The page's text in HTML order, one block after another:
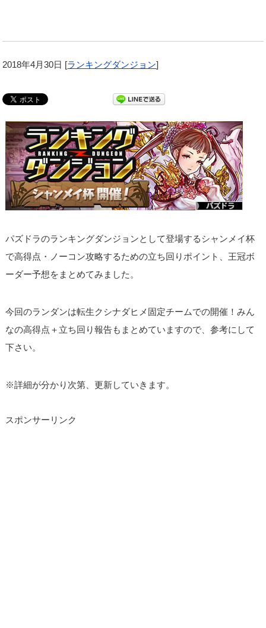
2018年4月30日 [ランキングダンジョン]
パズドラのランキングダンジョンとして登場するシャンメイ杯
で高得点・ノーコン攻略するための立ち回りポイント、王冠ボ
ーダー予想をまとめてみました。
今回のランダンは転生クシナダヒメ固定チームでの開催！みん
なの高得点＋立ち回り報告もまとめていますので、参考にして
下さい。
※詳細が分かり次第、更新していきます。
スポンサーリンク